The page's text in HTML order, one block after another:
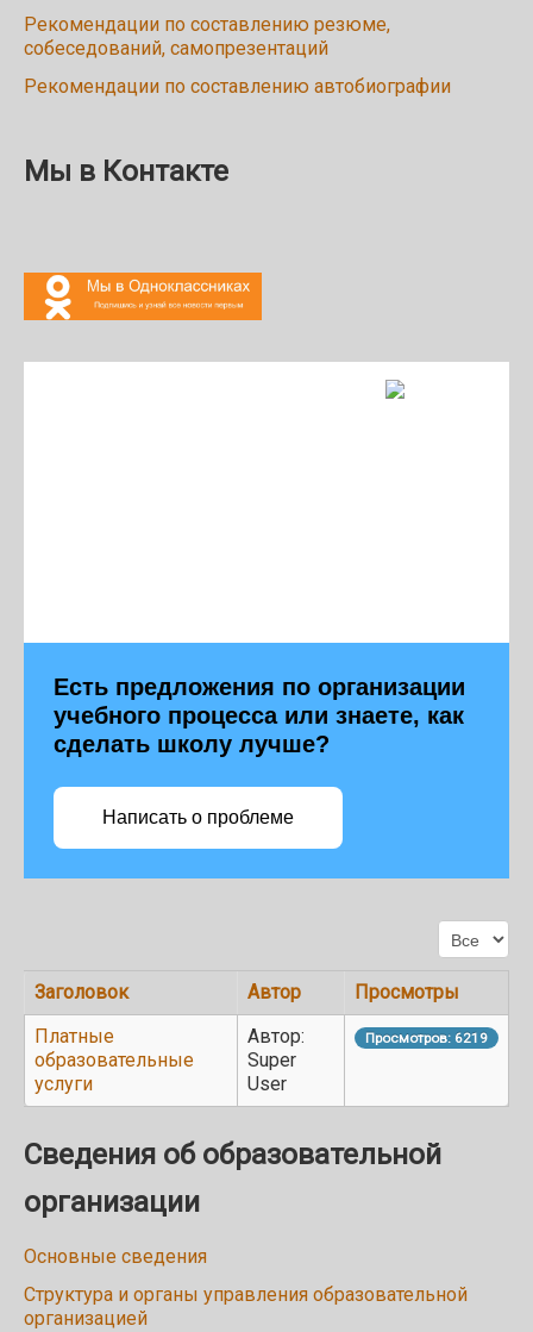
Рекомендации по составлению резюме,
собеседований, самопрезентаций
Рекомендации по составлению автобиографии
Мы в Контакте
Есть предложения по организации
учебного процесса или знаете, как
сделать школу лучше?
Написать о проблеме
Кол-во
Заголовок Автор
Просмотры
Платные
образовательные
услуги
Автор:
Super
User
Просмотров: 6219
Сведения об образовательной
организации
Основные сведения
Структура и органы управления образовательной
организацией